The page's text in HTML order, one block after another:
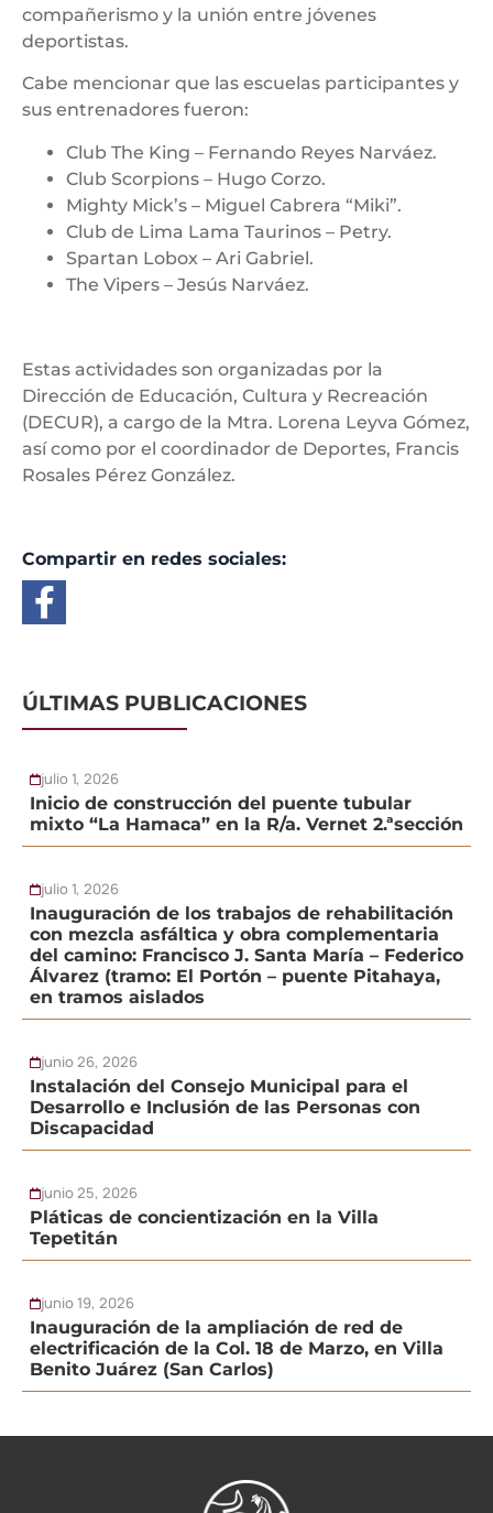
compañerismo y la unión entre jóvenes
deportistas.
Cabe mencionar que las escuelas participantes y
sus entrenadores fueron:
Club The King – Fernando Reyes Narváez.
Club Scorpions – Hugo Corzo.
Mighty Mick’s – Miguel Cabrera “Miki”.
Club de Lima Lama Taurinos – Petry.
Spartan Lobox – Ari Gabriel.
The Vipers – Jesús Narváez.
Estas actividades son organizadas por la
Dirección de Educación, Cultura y Recreación
(DECUR), a cargo de la Mtra. Lorena Leyva Gómez,
así como por el coordinador de Deportes, Francis
Rosales Pérez González.
Compartir en redes sociales:
ÚLTIMAS PUBLICACIONES
julio 1, 2026
Inicio de construcción del puente tubular
mixto “La Hamaca” en la R/a. Vernet 2.ªsección
julio 1, 2026
Inauguración de los trabajos de rehabilitación
con mezcla asfáltica y obra complementaria
del camino: Francisco J. Santa María – Federico
Álvarez (tramo: El Portón – puente Pitahaya,
en tramos aislados
junio 26, 2026
Instalación del Consejo Municipal para el
Desarrollo e Inclusión de las Personas con
Discapacidad
junio 25, 2026
Pláticas de concientización en la Villa
Tepetitán
junio 19, 2026
Inauguración de la ampliación de red de
electrificación de la Col. 18 de Marzo, en Villa
Benito Juárez (San Carlos)